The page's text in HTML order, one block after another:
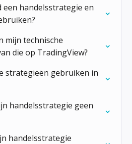
handelsstrategie en
mijn technische
die op TradingView?
strategieën gebruiken in
handelsstrategie geen
handelsstrategie